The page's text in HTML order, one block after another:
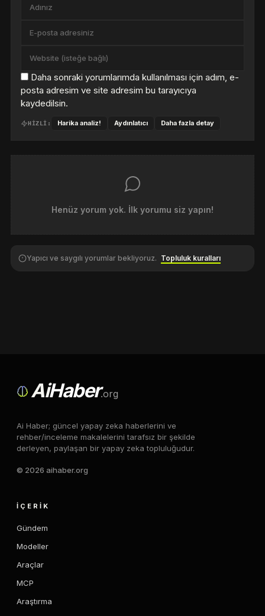
Daha sonraki yorumlarımda kullanılması için adım, e-
posta adresim ve site adresim bu tarayıcıya
kaydedilsin.
HIZLI: Harika analiz! Aydınlatıcı Daha fazla detay
Henüz yorum yok. İlk yorumu siz yapın!
Yapıcı ve saygılı yorumlar bekliyoruz. Topluluk kuralları
AiHaber.org
Ai Haber; güncel yapay zeka haberlerini ve
rehber/inceleme makalelerini tarafsız bir şekilde
derleyen, paylaşan bir yapay zeka topluluğudur.
© 2026 aihaber.org
İÇERIK
Gündem
Modeller
Araçlar
MCP
Araştırma